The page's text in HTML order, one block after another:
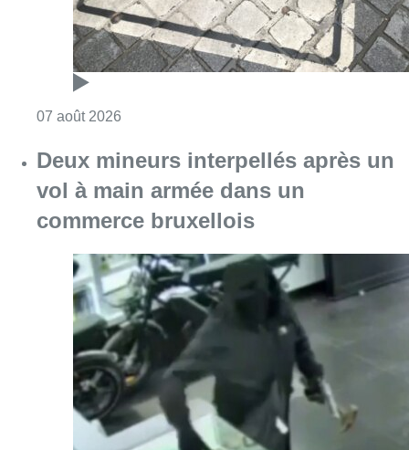
07 août 2026
Deux mineurs interpellés après un
vol à main armée dans un
commerce bruxellois